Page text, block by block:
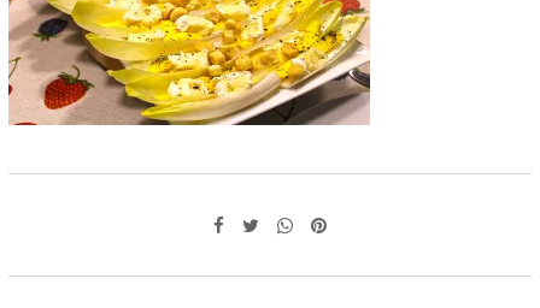
Whatsapp
Pinterest